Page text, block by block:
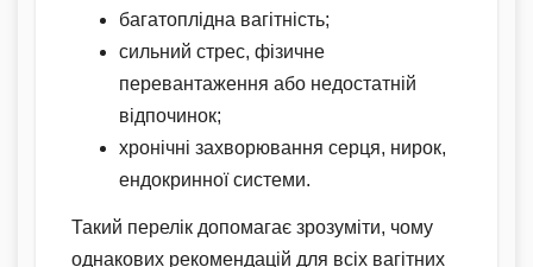
багатоплідна вагітність;
сильний стрес, фізичне
перевантаження або недостатній
відпочинок;
хронічні захворювання серця, нирок,
ендокринної системи.
Такий перелік допомагає зрозуміти, чому
однакових рекомендацій для всіх вагітних